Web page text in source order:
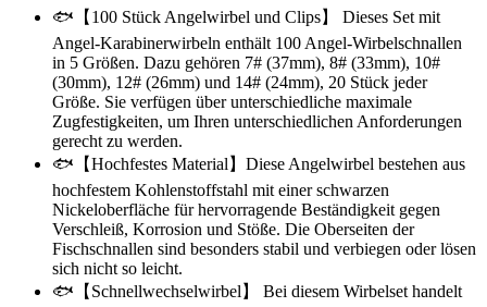
🐟【100 Stück Angelwirbel und Clips】 Dieses Set mit
Angel-Karabinerwirbeln enthält 100 Angel-Wirbelschnallen
in 5 Größen. Dazu gehören 7# (37mm), 8# (33mm), 10#
(30mm), 12# (26mm) und 14# (24mm), 20 Stück jeder
Größe. Sie verfügen über unterschiedliche maximale
Zugfestigkeiten, um Ihren unterschiedlichen Anforderungen
gerecht zu werden.
🐟【Hochfestes Material】Diese Angelwirbel bestehen aus
hochfestem Kohlenstoffstahl mit einer schwarzen
Nickeloberfläche für hervorragende Beständigkeit gegen
Verschleiß, Korrosion und Stöße. Die Oberseiten der
Fischschnallen sind besonders stabil und verbiegen oder lösen
sich nicht so leicht.
🐟【Schnellwechselwirbel】 Bei diesem Wirbelset handelt